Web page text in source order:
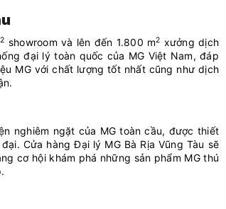
2 showroom và lên đến 1.800 m2 xưởng dịch
đại lý toàn quốc của MG Việt Nam, đáp
MG với chất lượng tốt nhất cũng như dịch
nghiêm ngặt của MG toàn cầu, được thiết
Cửa hàng Đại lý MG Bà Rịa Vũng Tàu sẽ
cơ hội khám phá những sản phẩm MG thú